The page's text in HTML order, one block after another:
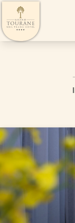
SIGNATURE